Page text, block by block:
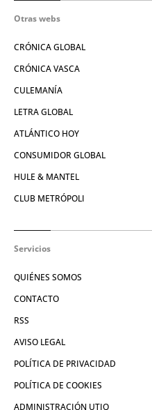
Otras webs
CRÓNICA GLOBAL
CRÓNICA VASCA
CULEMANÍA
LETRA GLOBAL
ATLÁNTICO HOY
CONSUMIDOR GLOBAL
HULE & MANTEL
CLUB METRÓPOLI
Servicios
QUIÉNES SOMOS
CONTACTO
RSS
AVISO LEGAL
POLÍTICA DE PRIVACIDAD
POLÍTICA DE COOKIES
ADMINISTRACIÓN UTIQ